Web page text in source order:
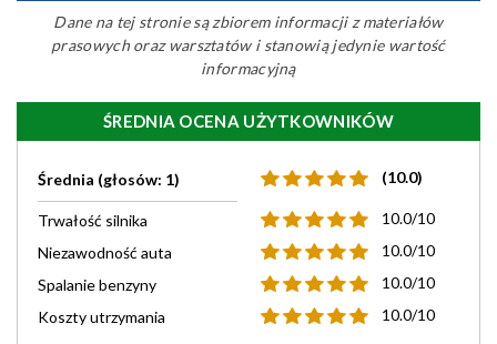
Dane na tej stronie są zbiorem informacji z materiałów
prasowych oraz warsztatów i stanowią jedynie wartość
informacyjną
ŚREDNIA OCENA UŻYTKOWNIKÓW
Średnia (głosów: 1) (10.0)
Trwałość silnika
10.0/10
Niezawodność auta
10.0/10
Spalanie benzyny
10.0/10
Koszty utrzymania
10.0/10